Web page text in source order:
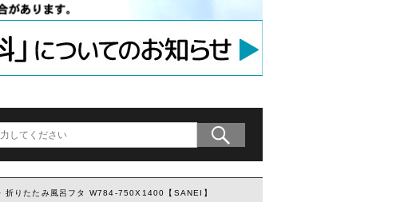
リート等用アンカー
の木材専用連結金具
イントプレート」
折りたたみ風呂フタ W784-750X1400【SANEI】